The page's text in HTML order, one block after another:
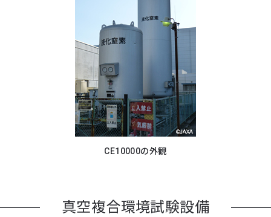
CE10000の外観
真空複合環境試験設備